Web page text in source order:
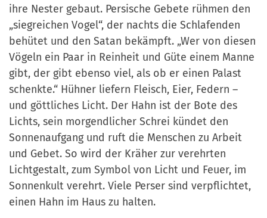
ihre Nester gebaut. Persische Gebete rühmen den
„siegreichen Vogel“, der nachts die Schlafenden
behütet und den Satan bekämpft. „Wer von diesen
Vögeln ein Paar in Reinheit und Güte einem Manne
gibt, der gibt ebenso viel, als ob er einen Palast
schenkte.“ Hühner liefern Fleisch, Eier, Federn –
und göttliches Licht. Der Hahn ist der Bote des
Lichts, sein morgendlicher Schrei kündet den
Sonnenaufgang und ruft die Menschen zu Arbeit
und Gebet. So wird der Kräher zur verehrten
Lichtgestalt, zum Symbol von Licht und Feuer, im
Sonnenkult verehrt. Viele Perser sind verpflichtet,
einen Hahn im Haus zu halten.